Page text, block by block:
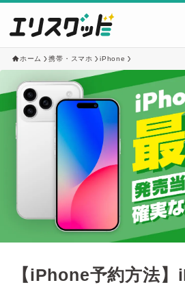
ホーム 携帯・スマホ iPhone
【iPhone予約方法